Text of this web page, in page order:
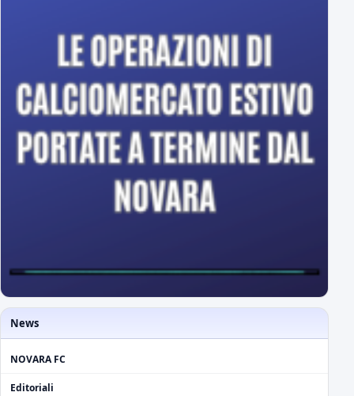
News
NOVARA FC
Editoriali